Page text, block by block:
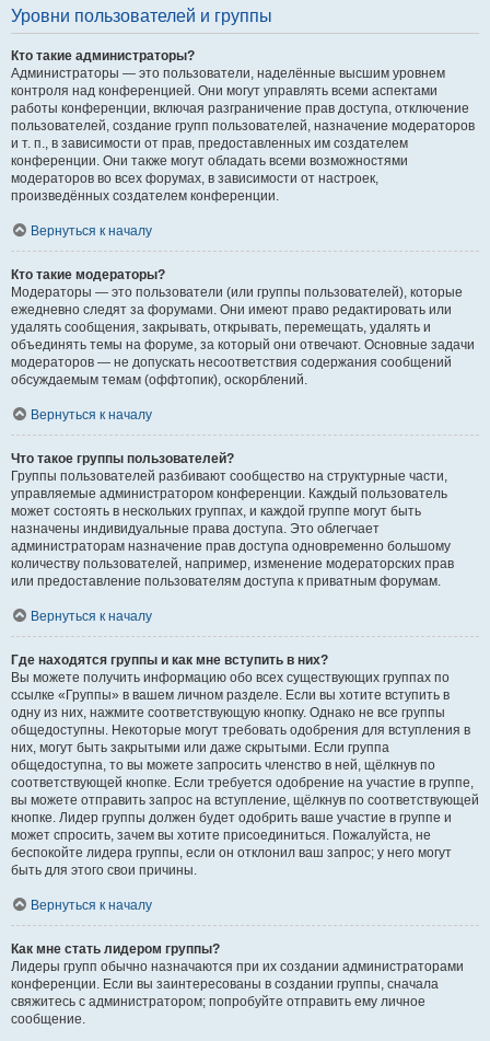
Уровни пользователей и группы
Кто такие администраторы?
Администраторы — это пользователи, наделённые высшим уровнем
контроля над конференцией. Они могут управлять всеми аспектами
работы конференции, включая разграничение прав доступа, отключение
пользователей, создание групп пользователей, назначение модераторов
и т. п., в зависимости от прав, предоставленных им создателем
конференции. Они также могут обладать всеми возможностями
модераторов во всех форумах, в зависимости от настроек,
произведённых создателем конференции.
Вернуться к началу
Кто такие модераторы?
Модераторы — это пользователи (или группы пользователей), которые
ежедневно следят за форумами. Они имеют право редактировать или
удалять сообщения, закрывать, открывать, перемещать, удалять и
объединять темы на форуме, за который они отвечают. Основные задачи
модераторов — не допускать несоответствия содержания сообщений
обсуждаемым темам (оффтопик), оскорблений.
Вернуться к началу
Что такое группы пользователей?
Группы пользователей разбивают сообщество на структурные части,
управляемые администратором конференции. Каждый пользователь
может состоять в нескольких группах, и каждой группе могут быть
назначены индивидуальные права доступа. Это облегчает
администраторам назначение прав доступа одновременно большому
количеству пользователей, например, изменение модераторских прав
или предоставление пользователям доступа к приватным форумам.
Вернуться к началу
Где находятся группы и как мне вступить в них?
Вы можете получить информацию обо всех существующих группах по
ссылке «Группы» в вашем личном разделе. Если вы хотите вступить в
одну из них, нажмите соответствующую кнопку. Однако не все группы
общедоступны. Некоторые могут требовать одобрения для вступления в
них, могут быть закрытыми или даже скрытыми. Если группа
общедоступна, то вы можете запросить членство в ней, щёлкнув по
соответствующей кнопке. Если требуется одобрение на участие в группе,
вы можете отправить запрос на вступление, щёлкнув по соответствующей
кнопке. Лидер группы должен будет одобрить ваше участие в группе и
может спросить, зачем вы хотите присоединиться. Пожалуйста, не
беспокойте лидера группы, если он отклонил ваш запрос; у него могут
быть для этого свои причины.
Вернуться к началу
Как мне стать лидером группы?
Лидеры групп обычно назначаются при их создании администраторами
конференции. Если вы заинтересованы в создании группы, сначала
свяжитесь с администратором; попробуйте отправить ему личное
сообщение.